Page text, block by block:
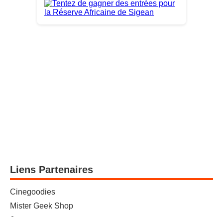
Liens Partenaires
Cinegoodies
Mister Geek Shop